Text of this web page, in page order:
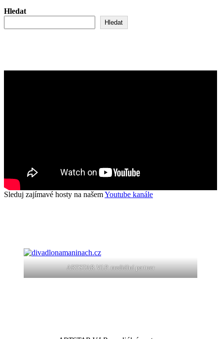
Hledat
Hledat
Sleduj zajímavé hosty na našemYoutube kanále
ARTSTAR V.I.P. mediální partner